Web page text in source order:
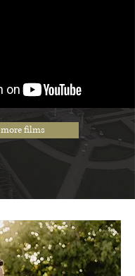
more films